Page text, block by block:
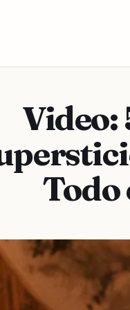
Video:
Todo